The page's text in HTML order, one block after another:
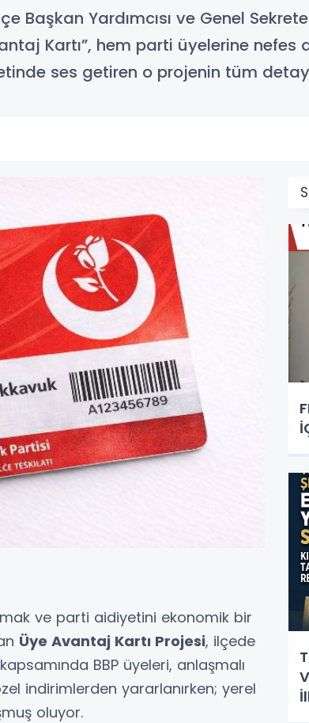
Başkan Yardımcısı ve Genel
Kartı”, hem parti üyelerine nefes
ses getiren o projenin tüm
ve parti aidiyetini ekonomik bir
Üye Avantaj Kartı Projesi, ilçede
BBP üyeleri, anlaşmalı
indirimlerden yararlanırken; yerel
oluyor.